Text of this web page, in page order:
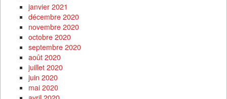
janvier 2021
décembre 2020
novembre 2020
octobre 2020
septembre 2020
août 2020
juillet 2020
juin 2020
mai 2020